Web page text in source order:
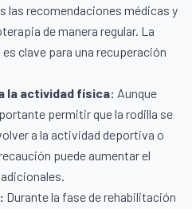
las recomendaciones médicas y
de manera regular. La
clave para una recuperación
la actividad física: Aunque
permitir que la rodilla se
a la actividad deportiva o
puede aumentar el
Durante la fase de rehabilitación